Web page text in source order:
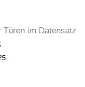
Türen im Datensatz